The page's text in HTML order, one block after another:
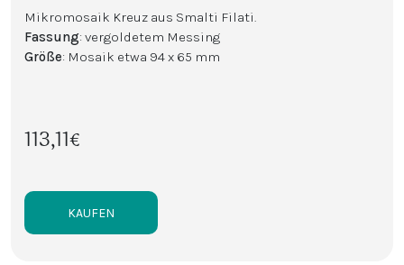
Mikromosaik Kreuz aus Smalti Filati.
Fassung: vergoldetem Messing
Größe: Mosaik etwa 94 x 65 mm
113,11€
KAUFEN